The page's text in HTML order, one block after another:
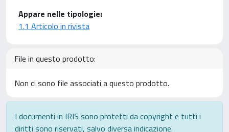
Appare nelle tipologie:
1.1 Articolo in rivista
File in questo prodotto:
Non ci sono file associati a questo prodotto.
I documenti in IRIS sono protetti da copyright e tutti i
diritti sono riservati, salvo diversa indicazione.